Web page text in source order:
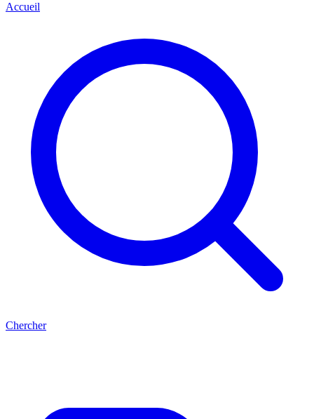
Accueil
Chercher